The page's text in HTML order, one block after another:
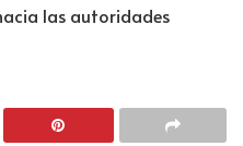
las autoridades